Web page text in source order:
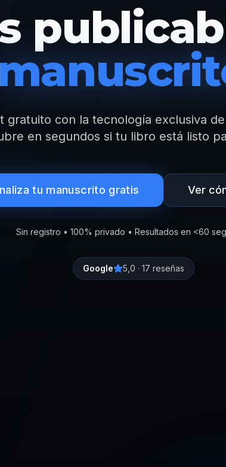
of
gratuito con la tecnología exclusiva
en segundos si tu libro está listo
tu manuscrito gratis Ver
Sin registro • 100% privado • Resultados en <60
Google 5,0 · 17 reseñas